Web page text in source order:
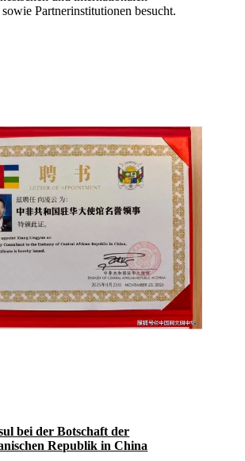
Partnerinstitutionen besucht.
bei der Botschaft der
Republik in China